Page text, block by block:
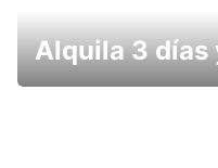
Alquila 3 días